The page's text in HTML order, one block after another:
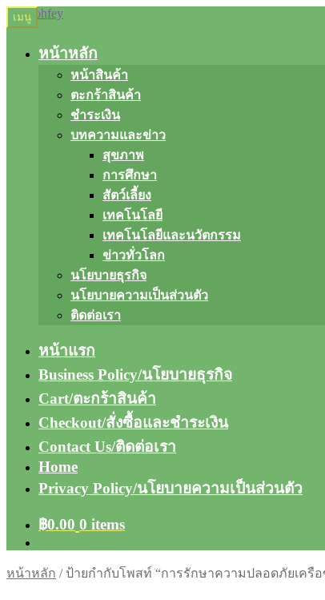
Skip
to
Skip
to
เมนู
หน้าหลัก
หน้าสินค้า
ตะกร้าสินค้า
ชำระเงิน
บทความและข่าว
สุขภาพ
การศึกษา
สัตว์เลี้ยง
เทคโนโลยี
เทคโนโลยีและนวัตกรรม
ข่าวทั่วโลก
นโยบายธุรกิจ
นโยบายความเป็นส่วนตัว
ติดต่อเรา
หน้าแรก
Business Policy/นโยบายธุรกิจ
Cart/ตะกร้าสินค้า
Checkout/สั่งซื้อและชำระเงิน
Contact Us/ติดต่อเรา
Home
Privacy Policy/นโยบายความเป็นส่วนตัว
฿0.00 0 items
หน้าหลัก / ป้ายกำกับโพสท์ “การรักษาความปลอดภัยเครือ